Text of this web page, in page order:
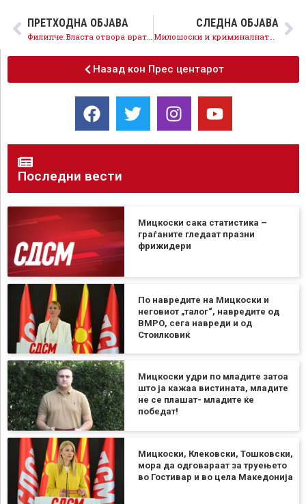
ПРЕТХОДНА ОБЈАВА
Филипче: Власта отвора врата за изборна кражба и манипулација, СДСМ тоа нема да го дозволи
СЛЕДНА ОБЈАВА
Милошоски и криминалната група ВМРО, панично бараат алиби за сопственото неисполнување на обврските кон ЕУ!
Назад кон Прес центарот
Последни вести
Мицкоски сака статистика –
граѓаните гледаат празни
фрижидери
По навредите на Мицкоски и
неговиот „талог“, навредите од
ВМРО, сега навреди и од
Стоилковиќ
Мицкоски удри по младите затоа
што ја кажаа вистината, младите
не се плашат- младите ќе
победат!
Мицкоски, Клековски, Тошковски,
мора да одговараат за труењето
во Гостивар и во цела Македонија